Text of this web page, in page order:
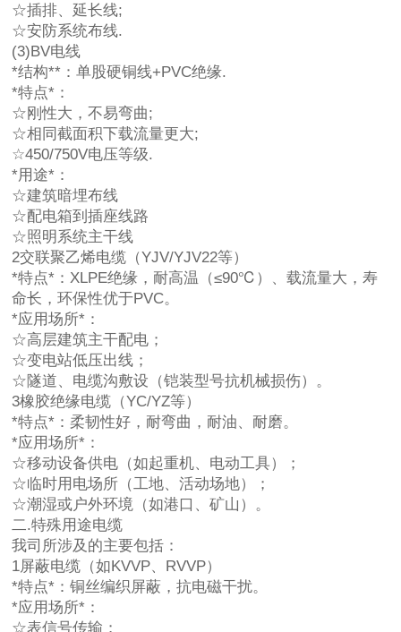
☆插排、延长线;
☆安防系统布线.
(3)BV电线
*结构**：单股硬铜线+PVC绝缘.
*特点*：
☆刚性大，不易弯曲;
☆相同截面积下载流量更大;
☆450/750V电压等级.
*用途*：
☆建筑暗埋布线
☆配电箱到插座线路
☆照明系统主干线
2交联聚乙烯电缆（YJV/YJV22等）
*特点*：XLPE绝缘，耐高温（≤90℃）、载流量大，寿
命长，环保性优于PVC。
*应用场所*：
☆高层建筑主干配电；
☆变电站低压出线；
☆隧道、电缆沟敷设（铠装型号抗机械损伤）。
3橡胶绝缘电缆（YC/YZ等）
*特点*：柔韧性好，耐弯曲，耐油、耐磨。
*应用场所*：
☆移动设备供电（如起重机、电动工具）；
☆临时用电场所（工地、活动场地）；
☆潮湿或户外环境（如港口、矿山）。
二.特殊用途电缆
我司所涉及的主要包括：
1屏蔽电缆（如KVVP、RVVP）
*特点*：铜丝编织屏蔽，抗电磁干扰。
*应用场所*：
☆表信号传输；